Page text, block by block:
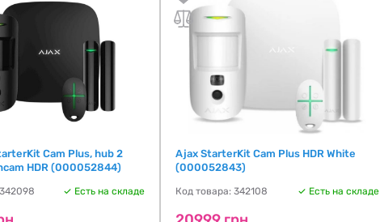
Cam Plus, hub 2
HDR (000052844)
Есть на складе
Ajax StarterKit Cam Plus HDR White
(000052843)
Код товара: 342108 Есть на складе